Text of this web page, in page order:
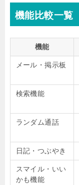
機能比較一覧
機能
メール・掲示板
検索機能
ランダム通話
日記・つぶやき
スマイル・いい
かも機能